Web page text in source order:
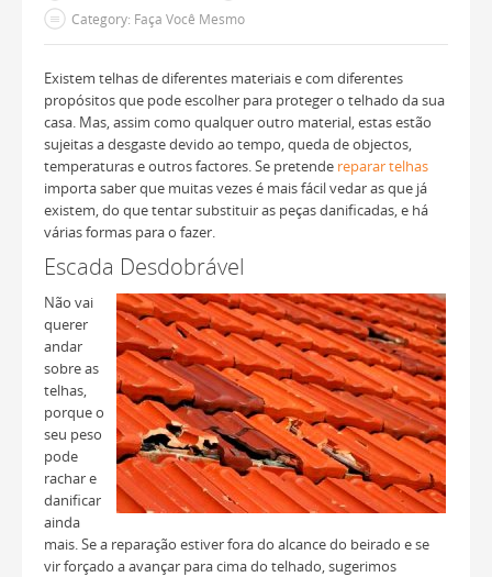
Empresas
Category: Faça Você Mesmo
Existem telhas de diferentes materiais e com diferentes
propósitos que pode escolher para proteger o telhado da sua
casa. Mas, assim como qualquer outro material, estas estão
sujeitas a desgaste devido ao tempo, queda de objectos,
temperaturas e outros factores. Se pretende reparar telhas
importa saber que muitas vezes é mais fácil vedar as que já
existem, do que tentar substituir as peças danificadas, e há
várias formas para o fazer.
Escada Desdobrável
Não vai
querer
andar
sobre as
telhas,
porque o
seu peso
pode
rachar e
danificar
ainda
mais. Se a reparação estiver fora do alcance do beirado e se
vir forçado a avançar para cima do telhado, sugerimos